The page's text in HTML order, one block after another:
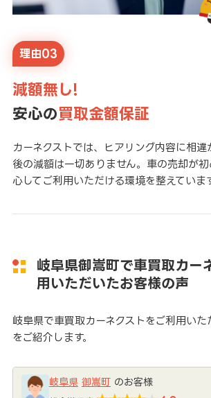
理由03
減額無し!
安心の買取金額保証
カーネクストでは、ヒアリング内容に相違
後の減額は一切ありません。車の売却が
心してご利用いただける環境を整えています
岐阜県御嵩町で車買取カー
用いただいたお客様の声
岐阜県で車買取カーネクストをご利用い
をご紹介します。
岐阜県 御嵩町のお客様